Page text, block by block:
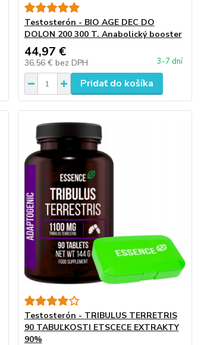
Testosterón - BIO AGE DEC DO
DOLON 200 300 T. Anabolický booster
44,97 €
36,56 € bez DPH 3-7 dní
Pridať do košíka
Testosterón - TRIBULUS TERRETRIS
90 TABUĽKOSTI ETSCECE EXTRAKTY
90%